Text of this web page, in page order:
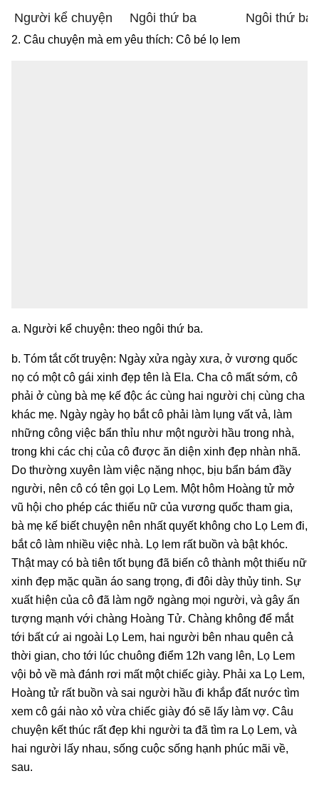
Người kể chuyện
Ngôi thứ ba Ngôi thứ ba
2. Câu chuyện mà em yêu thích: Cô bé lọ lem
a. Người kể chuyện: theo ngôi thứ ba.
b. Tóm tắt cốt truyện: Ngày xửa ngày xưa, ở vương quốc
nọ có một cô gái xinh đẹp tên là Ela. Cha cô mất sớm, cô
phải ở cùng bà mẹ kế độc ác cùng hai người chị cùng cha
khác mẹ. Ngày ngày họ bắt cô phải làm lụng vất vả, làm
những công việc bẩn thỉu như một người hầu trong nhà,
trong khi các chị của cô được ăn diện xinh đẹp nhàn nhã.
Do thường xuyên làm việc nặng nhọc, bịu bẩn bám đầy
người, nên cô có tên gọi Lọ Lem. Một hôm Hoàng tử mở
vũ hội cho phép các thiếu nữ của vương quốc tham gia,
bà mẹ kế biết chuyện nên nhất quyết không cho Lọ Lem đi,
bắt cô làm nhiều việc nhà. Lọ lem rất buồn và bật khóc.
Thật may có bà tiên tốt bụng đã biến cô thành một thiếu nữ
xinh đẹp mặc quần áo sang trọng, đi đôi dày thủy tinh. Sự
xuất hiện của cô đã làm ngỡ ngàng mọi người, và gây ấn
tượng mạnh với chàng Hoàng Tử. Chàng không để mắt
tới bất cứ ai ngoài Lọ Lem, hai người bên nhau quên cả
thời gian, cho tới lúc chuông điểm 12h vang lên, Lọ Lem
vội bỏ về mà đánh rơi mất một chiếc giày. Phải xa Lọ Lem,
Hoàng tử rất buồn và sai người hầu đi khắp đất nước tìm
xem cô gái nào xỏ vừa chiếc giày đó sẽ lấy làm vợ. Câu
chuyện kết thúc rất đẹp khi người ta đã tìm ra Lọ Lem, và
hai người lấy nhau, sống cuộc sống hạnh phúc mãi về,
sau.